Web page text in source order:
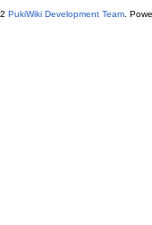
PukiWiki Development Team.